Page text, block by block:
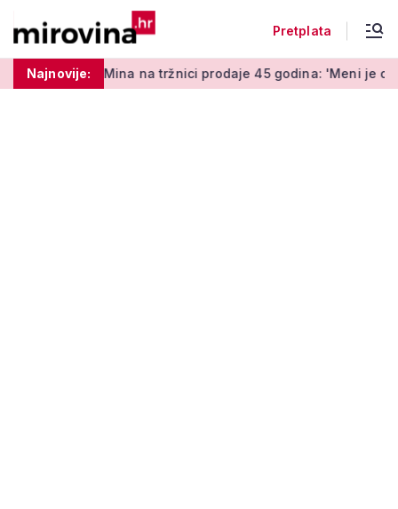
Pretplata
Najnovije:
na tržnici prodaje 45 godina: 'Meni je ovo zabava i